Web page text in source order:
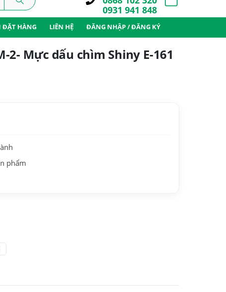
0931 941 848
ĐẶT HÀNG LIÊN HỆ ĐĂNG NHẬP / ĐĂNG KÝ
2- Mực dấu chìm Shiny E-161
phẩm